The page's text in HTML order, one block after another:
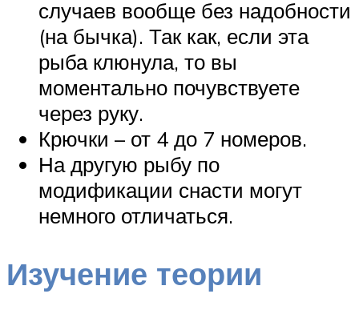
случаев вообще без надобности
(на бычка). Так как, если эта
рыба клюнула, то вы
моментально почувствуете
через руку.
Крючки – от 4 до 7 номеров.
На другую рыбу по
модификации снасти могут
немного отличаться.
Изучение теории